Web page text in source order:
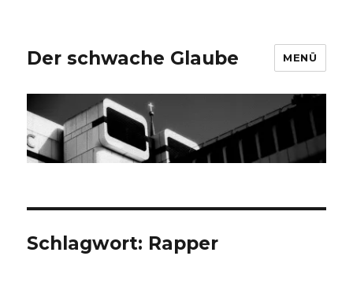
Der schwache Glaube MENÜ
Schlagwort: Rapper